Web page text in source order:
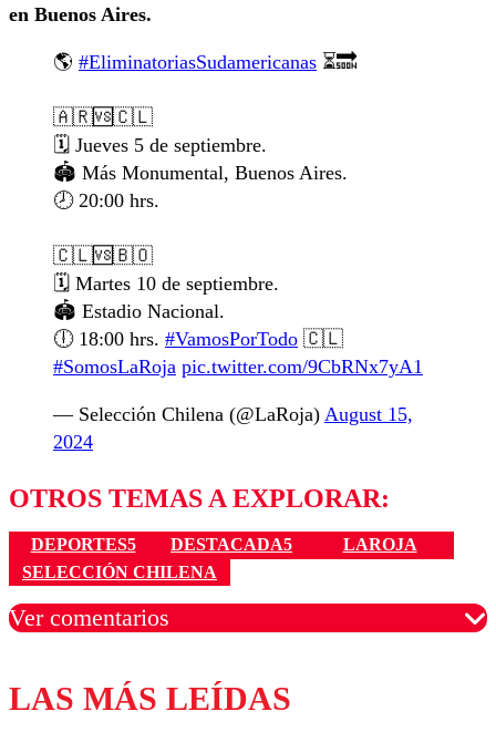
en Buenos Aires.
🌎 #EliminatoriasSudamericanas ⏳🔜
🇦🇷🆚🇨🇱
🗓️ Jueves 5 de septiembre.
🏟️ Más Monumental, Buenos Aires.
🕗 20:00 hrs.
🇨🇱🆚🇧🇴
🗓️ Martes 10 de septiembre.
🏟️ Estadio Nacional.
🕕 18:00 hrs. #VamosPorTodo 🇨🇱
#SomosLaRoja pic.twitter.com/9CbRNx7yA1
— Selección Chilena (@LaRoja) August 15,
2024
OTROS TEMAS A EXPLORAR:
DEPORTES5 DESTACADA5
LAROJA
SELECCIÓN CHILENA
Ver comentarios
Los comentarios son moderados para garantizar un
diálogo respetuoso.
LAS MÁS LEÍDAS